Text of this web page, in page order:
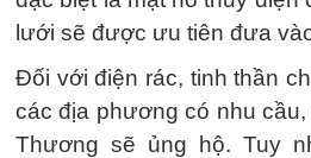
lưới sẽ được ưu tiên đưa
Đối với điện rác, tinh thần
các địa phương có nhu
Thương sẽ ủng hộ. Tuy